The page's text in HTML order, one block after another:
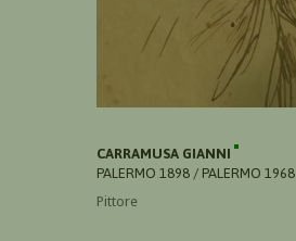
CARRAMUSA GIANNI
PALERMO 1898 / PALERMO 1968
Pittore